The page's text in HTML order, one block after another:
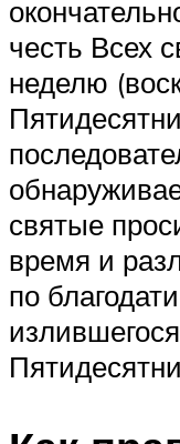
честь Всех
неделю
святые
время и
по